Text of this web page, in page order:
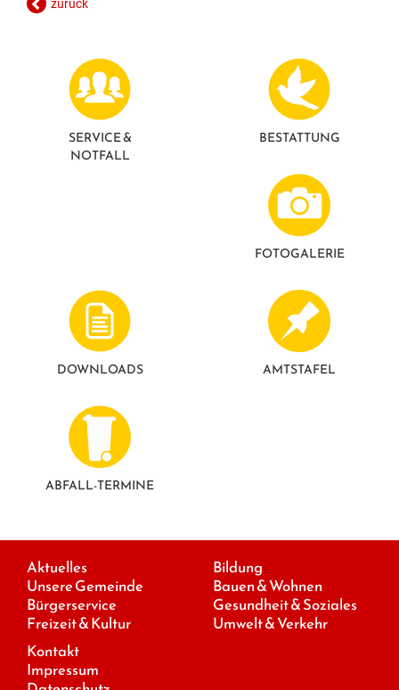
GESUNDE GEMEINDE
zurück
SERVICE &
NOTFALL
BESTATTUNG
FOTO­GALERIE
DOWNLOADS AMTSTAFEL
ABFALL-TERMINE
Aktuelles
Unsere Gemeinde
Bürgerservice
Freizeit & Kultur
Bildung
Bauen & Wohnen
Gesundheit & Soziales
Umwelt & Verkehr
Kontakt
Impressum